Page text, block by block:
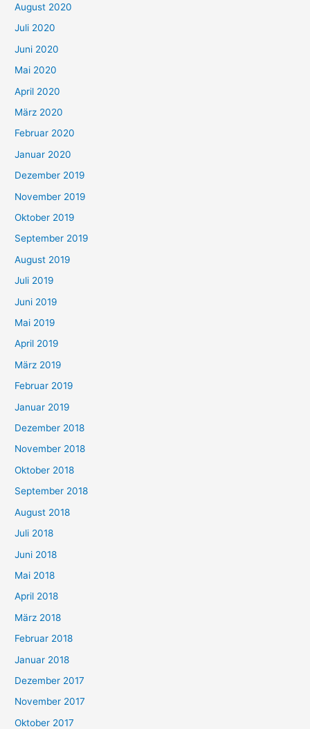
August 2020
Juli 2020
Juni 2020
Mai 2020
April 2020
März 2020
Februar 2020
Januar 2020
Dezember 2019
November 2019
Oktober 2019
September 2019
August 2019
Juli 2019
Juni 2019
Mai 2019
April 2019
März 2019
Februar 2019
Januar 2019
Dezember 2018
November 2018
Oktober 2018
September 2018
August 2018
Juli 2018
Juni 2018
Mai 2018
April 2018
März 2018
Februar 2018
Januar 2018
Dezember 2017
November 2017
Oktober 2017